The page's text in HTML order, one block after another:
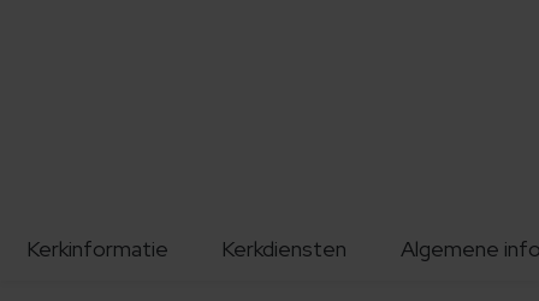
Kerkinformatie Kerkdiensten Algemene